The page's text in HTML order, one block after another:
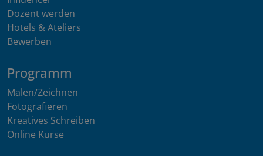
Dozent werden
Hotels & Ateliers
Bewerben
Programm
Malen/Zeichnen
Fotografieren
Kreatives Schreiben
Online Kurse